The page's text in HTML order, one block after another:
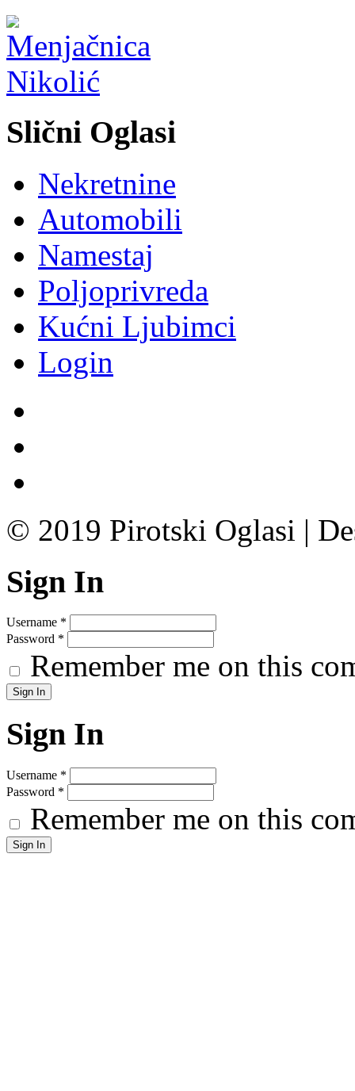
Slični Oglasi
Nekretnine
Automobili
Namestaj
Poljoprivreda
Kućni Ljubimci
Login
© 2019 Pirotski Oglasi |
Sign In
Username *
Password *
Remember me on this
Sign In
Username *
Password *
Remember me on this